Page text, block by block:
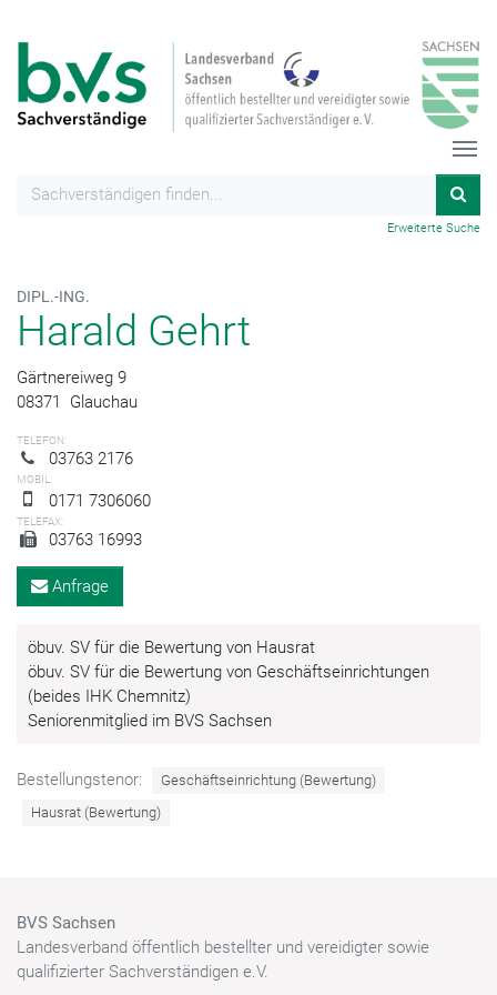
Erweiterte Suche
DIPL.-ING.
Harald Gehrt
Gärtnereiweg 9
08371
Glauchau
TELEFON:
03763 2176
MOBIL:
0171 7306060
TELEFAX:
03763 16993
Anfrage
öbuv. SV für die Bewertung von Hausrat
öbuv. SV für die Bewertung von Geschäftseinrichtungen
(beides IHK Chemnitz)
Seniorenmitglied im BVS Sachsen
Bestellungstenor:
Geschäftseinrichtung (Bewertung)
Hausrat (Bewertung)
BVS Sachsen
Landesverband öffentlich bestellter und vereidigter sowie
qualifizierter Sachverständigen e.V.